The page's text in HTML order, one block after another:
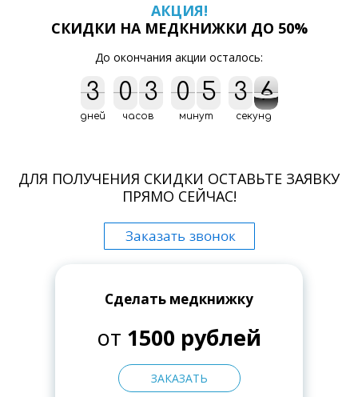
АКЦИЯ!
СКИДКИ НА МЕДКНИЖКИ ДО 50%
До окончания акции осталось:
3
3
дней
0
0 3
3
часов
0
0 5
5
минут
4
3
3
4 5
6
секунд
ДЛЯ ПОЛУЧЕНИЯ СКИДКИ ОСТАВЬТЕ ЗАЯВКУ
ПРЯМО СЕЙЧАС!
Сделать медкнижку
от 1500 рублей
ЗАКАЗАТЬ